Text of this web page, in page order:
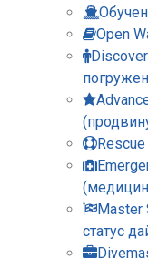
Open
Master
статус